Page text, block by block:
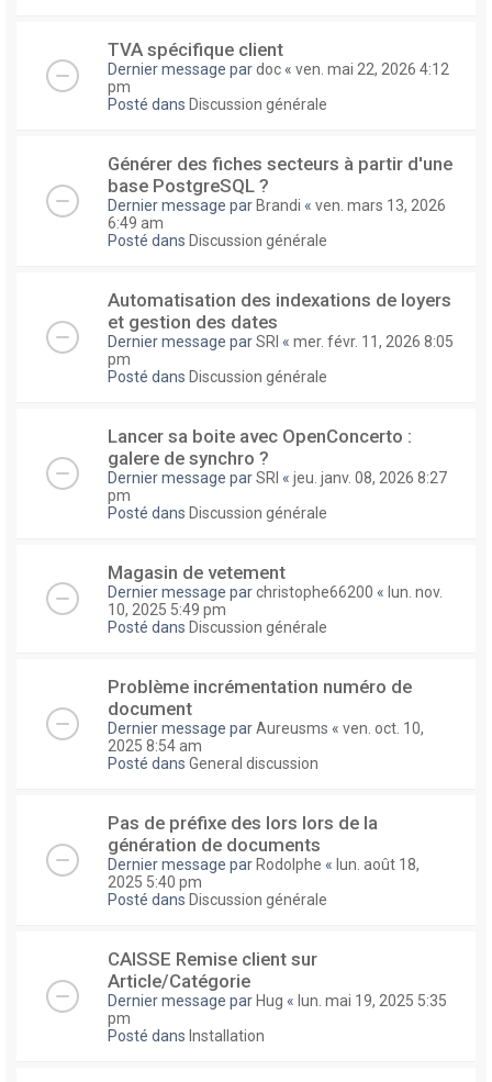
TVA spécifique client
Dernier message pardoc « ven. mai 22, 2026 4:12
pm
Posté dans Discussion générale
Générer des fiches secteurs à partir d'une
base PostgreSQL ?
Dernier message par Brandi « ven. mars 13, 2026
6:49 am
Posté dans Discussion générale
Automatisation des indexations de loyers
et gestion des dates
Dernier message parSRI « mer. févr. 11, 2026 8:05
pm
Posté dans Discussion générale
Lancer sa boite avec OpenConcerto :
galere de synchro ?
Dernier message parSRI « jeu. janv. 08, 2026 8:27
pm
Posté dans Discussion générale
Magasin de vetement
Dernier message parchristophe66200 « lun. nov.
10, 2025 5:49 pm
Posté dans Discussion générale
Problème incrémentation numéro de
document
Dernier message parAureusms « ven. oct. 10,
2025 8:54 am
Posté dans General discussion
Pas de préfixe des lors lors de la
génération de documents
Dernier message par Rodolphe « lun. août 18,
2025 5:40 pm
Posté dans Discussion générale
CAISSE Remise client sur
Article/Catégorie
Dernier message par Hug « lun. mai 19, 2025 5:35
pm
Posté dans Installation